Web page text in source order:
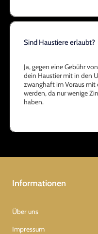
Sind Haustiere erlaubt?
Ja, gegen eine Gebühr
dein Haustier mit in den
zwanghaft im Voraus mit
werden, da nur wenige
haben.
Informationen
Über uns
Impressum